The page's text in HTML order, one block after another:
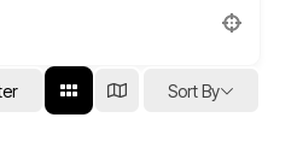
Sort By